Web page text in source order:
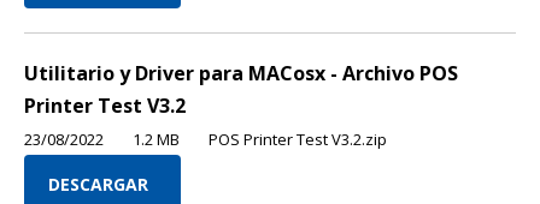
Utilitario y Driver para MACosx - Archivo POS
Printer Test V3.2
23/08/2022 1.2 MB POS Printer Test V3.2.zip
DESCARGAR